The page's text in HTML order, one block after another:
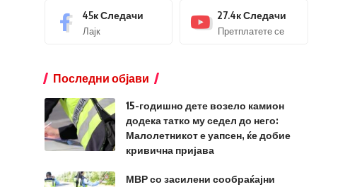
45кСледачи
Лајк
27.4кСледачи
Претплатете се
Последни објави
15-годишно дете возело камион
додека татко му седел до него:
Малолетникот е уапсен, ќе добие
кривична пријава
МВР со засилени сообраќајни